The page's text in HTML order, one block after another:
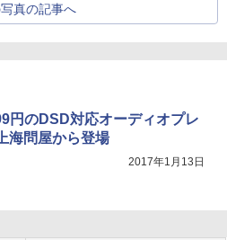
真の記事へ
円のDSD対応オーディオプレ
海問屋から登場
2017年1月13日